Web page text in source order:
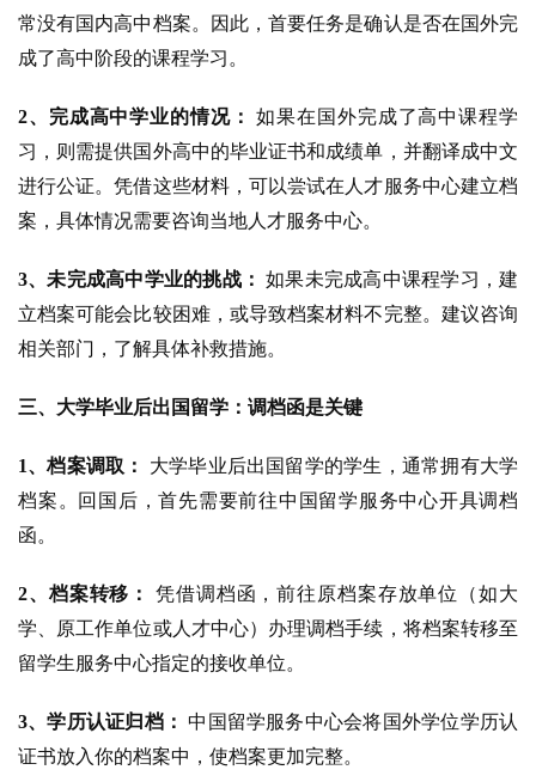
常没有国内高中档案。因此，首要任务是确认是否在国外完
成了高中阶段的课程学习。
2、完成高中学业的情况：
如果在国外完成了高中课程学
习，则需提供国外高中的毕业证书和成绩单，并翻译成中文
进行公证。凭借这些材料，可以尝试在人才服务中心建立档
案，具体情况需要咨询当地人才服务中心。
3、未完成高中学业的挑战： 如果未完成高中课程学习，建
立档案可能会比较困难，或导致档案材料不完整。建议咨询
相关部门，了解具体补救措施。
三、大学毕业后出国留学：调档函是关键
1、档案调取：
大学毕业后出国留学的学生，通常拥有大学
档案。回国后，首先需要前往中国留学服务中心开具调档
函。
2、档案转移：
凭借调档函，前往原档案存放单位（如大
学、原工作单位或人才中心）办理调档手续，将档案转移至
留学生服务中心指定的接收单位。
3、学历认证归档： 中国留学服务中心会将国外学位学历认
证书放入你的档案中，使档案更加完整。